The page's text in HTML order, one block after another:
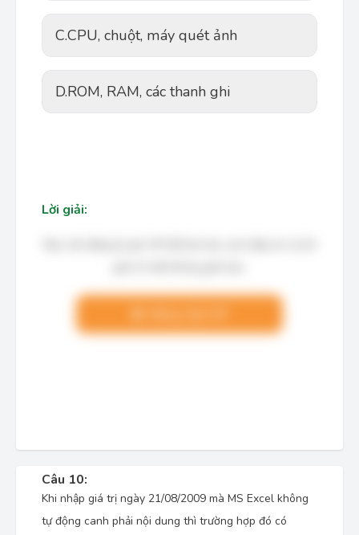
C.CPU, chuột, máy quét ảnh
D.ROM, RAM, các thanh ghi
Lời giải:
Câu 10:
Khi nhập giá trị ngày 21/08/2009 mà MS Excel không
tự động canh phải nội dung thì trường hợp đó có